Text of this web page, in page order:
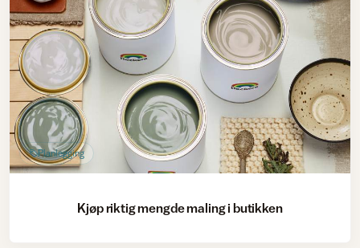
Planlegging
Kjøp riktig mengde maling i butikken